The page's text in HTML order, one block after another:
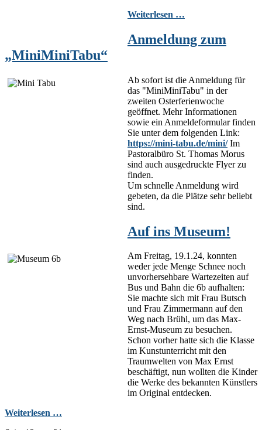
Weiterlesen …
Anmeldung zum
„MiniMiniTabu“
Ab sofort ist die Anmeldung für
das "MiniMiniTabu" in der
zweiten Osterferienwoche
geöffnet. Mehr Informationen
sowie ein Anmeldeformular finden
Sie unter dem folgenden Link:
https://mini-tabu.de/mini/Im
Pastoralbüro St. Thomas Morus
sind auch ausgedruckte Flyer zu
finden.
Um schnelle Anmeldung wird
gebeten, da die Plätze sehr beliebt
sind.
Auf ins Museum!
Am Freitag, 19.1.24, konnten
weder jede Menge Schnee noch
unvorhersehbare Wartezeiten auf
Bus und Bahn die 6b aufhalten:
Sie machte sich mit Frau Butsch
und Frau Zimmermann auf den
Weg nach Brühl, um das Max-
Ernst-Museum zu besuchen.
Schon vorher hatte sich die Klasse
im Kunstunterricht mit den
Traumwelten von Max Ernst
beschäftigt, nun wollten die Kinder
die Werke des bekannten Künstlers
im Original entdecken.
Weiterlesen …